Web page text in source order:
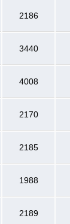
2186
3440
4008
2170
2185
1988
2189